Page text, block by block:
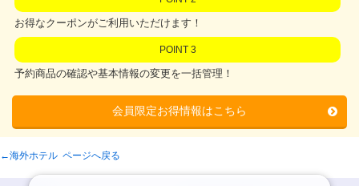
お得なクーポンがご利用いただけます！
POINT 3
予約商品の確認や基本情報の変更を一括管理！
会員限定お得情報はこちら
←海外ホテル ページへ戻る